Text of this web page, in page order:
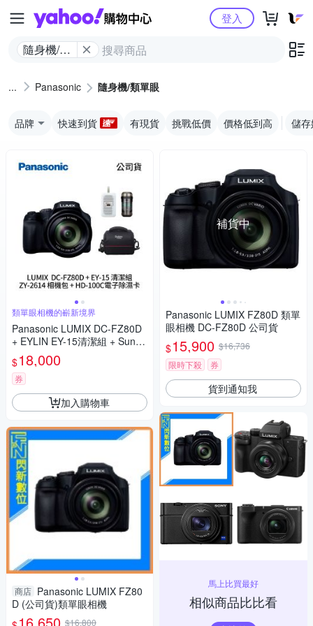
Yahoo購物中心
隨身機/類
登入
Panasonic 隨身機/類單眼
品牌 快速到貨 有現貨 挑戰低價 價格低到高 儲
類單眼相機的嶄新境界
Panasonic LUMIX DC-FZ80D
+ EYLIN EY-15清潔組 + SunLi
ght ZY-2614相機包 + EirMai 銳
瑪 HD-100C電子除濕卡 FZ80
D (公司貨)
$18,000
券
加入購物車
商店 Panasonic LUMIX FZ80
D (公司貨)類單眼相機
$16,800
補貨中
Panasonic LUMIX FZ80D 類單
眼相機 DC-FZ80D 公司貨
$15,900 $16,736
限時下殺
券
貨到通知我
馬上比買最好
相似商品比比看